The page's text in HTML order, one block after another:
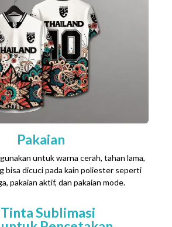
Pakaian
untuk warna cerah, tahan lama,
bisa dicuci pada kain poliester seperti
pakaian aktif, dan pakaian mode.
Sublimasi